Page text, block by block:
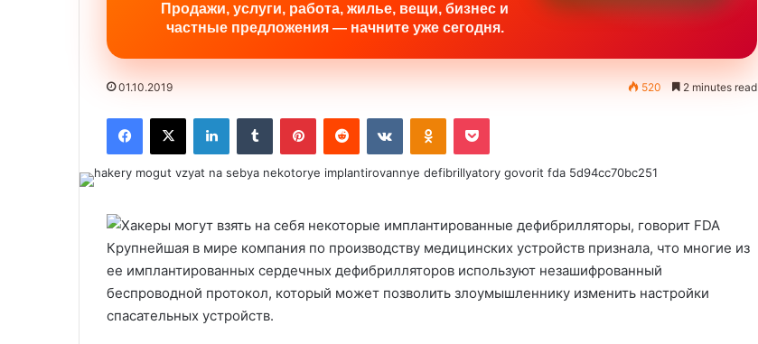
Продажи, услуги, работа, жилье, вещи, бизнес и
частные предложения — начните уже сегодня.
01.10.2019 520 2 minutes read
Крупнейшая в мире компания по производству медицинских устройств признала, что многие из
ее имплантированных сердечных дефибрилляторов используют незашифрованный
беспроводной протокол, который может позволить злоумышленнику изменить настройки
спасательных устройств.